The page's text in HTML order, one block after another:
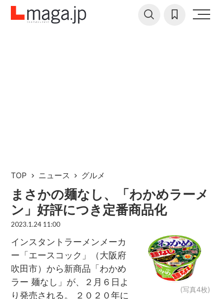
TOP ニュース グルメ
まさかの麺なし、「わかめラーメ
ン」好評につき定番商品化
2023.1.24 11:00
(写真4枚)
インスタントラーメンメーカ
ー「エースコック」（大阪府
吹田市）から新商品「わかめ
ラー 麺なし」が、２月６日よ
り発売される。 ２０２０年に